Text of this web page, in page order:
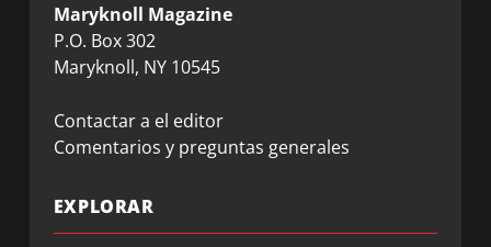
Maryknoll Magazine
P.O. Box 302
Maryknoll, NY 10545
Contactar a el editor
Comentarios y preguntas generales
EXPLORAR